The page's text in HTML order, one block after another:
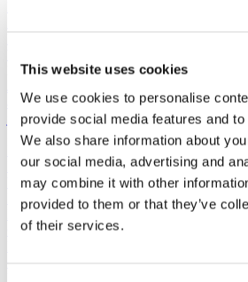
This website uses cookies
We use cookies to personalise
provide social media features and
We also share information about
our social media, advertising and
may combine it with other
provided to them or that they’ve
of their services.
Följ oss
a.p.shaps
juvelerare.apshaps
Mest populära kategorier
Kollektioner
Förlovningsringar
Vigselringar
Bespoke service
De 4 C:na
Gåvor
Guldtackor